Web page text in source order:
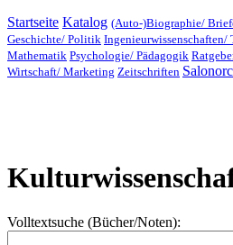
Startseite Katalog (Auto-)Biographie/
Geschichte/ Politik Ingenieurwissenschaften/
Mathematik Psychologie/ Pädagogik
Wirtschaft/ Marketing Zeitschriften
Volltextsuche (Bücher/Noten):